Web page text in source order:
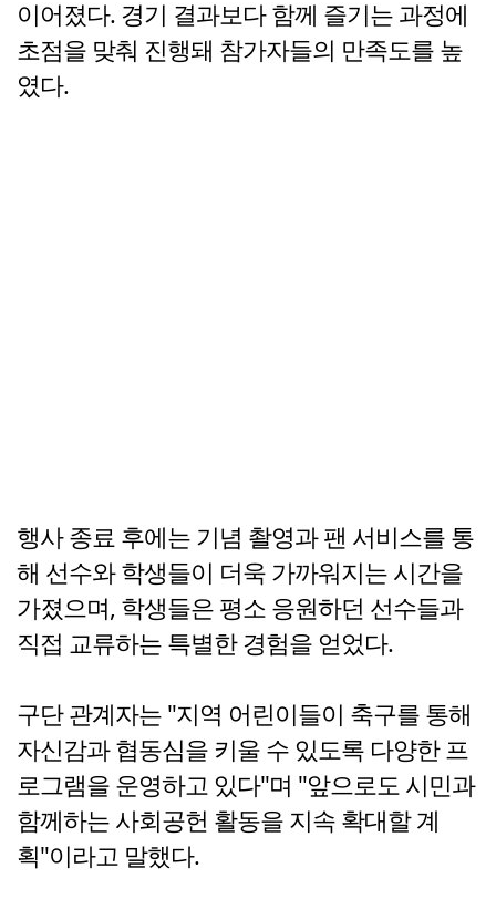
이어졌다. 경기 결과보다 함께 즐기는 과정에
초점을 맞춰 진행돼 참가자들의 만족도를 높
였다.
행사 종료 후에는 기념 촬영과 팬 서비스를 통
해 선수와 학생들이 더욱 가까워지는 시간을
가졌으며, 학생들은 평소 응원하던 선수들과
직접 교류하는 특별한 경험을 얻었다.
구단 관계자는 "지역 어린이들이 축구를 통해
자신감과 협동심을 키울 수 있도록 다양한 프
로그램을 운영하고 있다"며 "앞으로도 시민과
함께하는 사회공헌 활동을 지속 확대할 계
획"이라고 말했다.